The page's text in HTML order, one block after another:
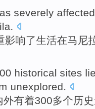
severely affected
.
影响了生活在马尼
historical sites
unexplored.
外有着300多个历史